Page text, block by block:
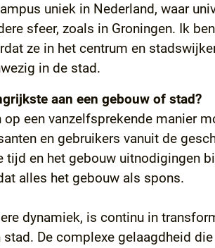
uniek in Nederland, waar
sfeer, zoals in Groningen. Ik
ze in het centrum en
in de stad.
aan een gebouw of stad?
op een vanzelfsprekende manier
en gebruikers vanuit de
tijd en het gebouw uitnodigingen
alles het gebouw als spons.
dynamiek, is continu in
stad. De complexe gelaagdheid